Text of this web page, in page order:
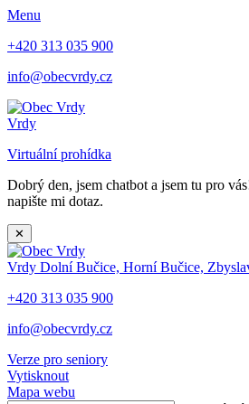
Menu
+420 313 035 900
info@obecvrdy.cz
Vrdy
Virtuální prohídka
Dobrý den, jsem chatbot a jsem tu pro
napište mi dotaz.
✕
Vrdy Dolní Bučice, Horní Bučice,
+420 313 035 900
info@obecvrdy.cz
Verze pro seniory
Vytisknout
Mapa webu